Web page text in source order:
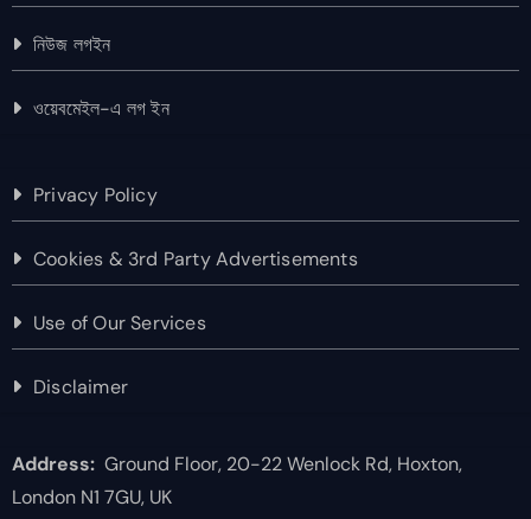
নিউজ লগইন
ওয়েবমেইল-এ লগ ইন
Privacy Policy
Cookies & 3rd Party Advertisements
Use of Our Services
Disclaimer
Address:Ground Floor, 20-22 Wenlock Rd, Hoxton,
London N1 7GU, UK